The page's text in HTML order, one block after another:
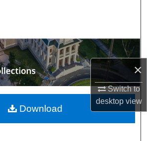
×
Switch to
desktopview
Collections
My Account
About
Commons Network™
Download